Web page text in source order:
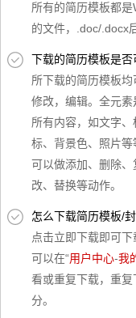
所有的简历模板都
的文件，.doc/.docx
下载的简历模板是否
所下载的简历模板
修改，编辑。全元素
所有内容，如文字、
标、背景色、照片等
可以做添加、删除、
改、替换等动作。
怎么下载简历模板/封
点击立即下载即可
可以在“用户中心-我
看或重复下载，重复
分。